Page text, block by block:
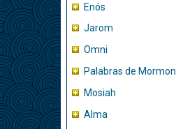
Enós
Jarom
Omni
Palabras de Mormon
Mosiah
Alma